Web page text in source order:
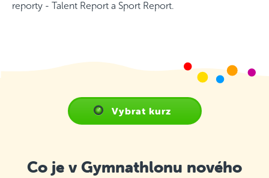
reporty - Talent Report a Sport Report.
Vybrat kurz
Co je v Gymnathlonu nového